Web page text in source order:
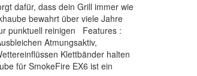
dafür, dass dein Grill immer wie
bewahrt über viele Jahre
punktuell reinigen Features :
Atmungsaktiv,
Klettbänder halten
für SmokeFire EX6 ist ein